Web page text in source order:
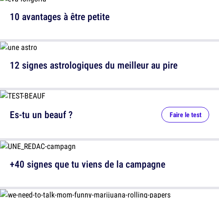
10 avantages à être petite
12 signes astrologiques du meilleur au pire
Es-tu un beauf ? Faire le test
+40 signes que tu viens de la campagne